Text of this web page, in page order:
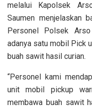
melalui Kapolsek
Saumen menjelaskan
Personel Polsek
adanya satu mobil Pick
buah sawit hasil curian.
“Personel kami
unit mobil pickup
membawa buah sawit